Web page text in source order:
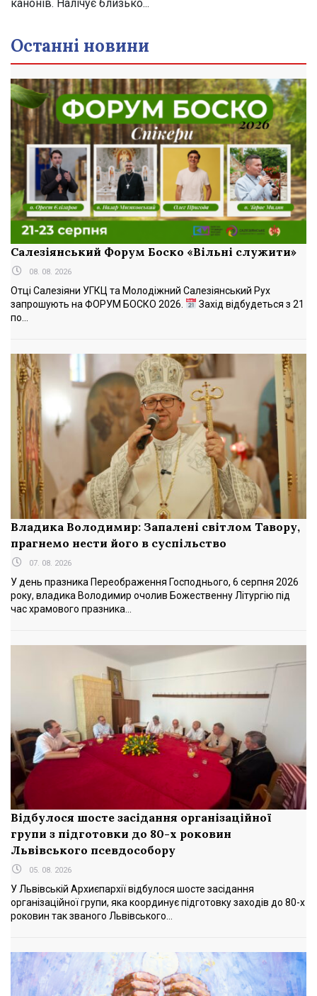
канонів. Налічує близько...
Останні новини
Салезіянський Форум Боско «Вільні служити»
08. 08. 2026
Отці Салезіяни УГКЦ та Молодіжний Салезіянський Рух
запрошують на ФОРУМ БОСКО 2026.
Захід відбудеться з 21
по...
Владика Володимир: Запалені світлом Тавору,
прагнемо нести його в суспільство
07. 08. 2026
У день празника Переображення Господнього, 6 серпня 2026
року, владика Володимир очолив Божественну Літургію під
час храмового празника...
Відбулося шосте засідання організаційної
групи з підготовки до 80-х роковин
Львівського псевдособору
05. 08. 2026
У Львівській Архиєпархії відбулося шосте засідання
організаційної групи, яка координує підготовку заходів до 80-х
роковин так званого Львівського...